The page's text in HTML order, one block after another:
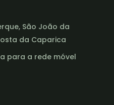
São João da
da Caparica
para a rede móvel